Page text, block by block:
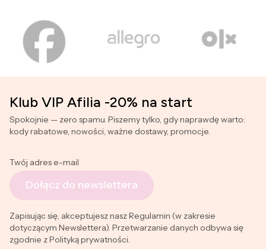
Klub VIP Afilia -20% na start
Spokojnie — zero spamu. Piszemy tylko, gdy naprawdę warto:
kody rabatowe, nowości, ważne dostawy, promocje.
Twój adres e-mail
Dołącz do newslettera
Zapisując się, akceptujesz nasz Regulamin (w zakresie
dotyczącym Newslettera). Przetwarzanie danych odbywa się
zgodnie z Polityką prywatności.